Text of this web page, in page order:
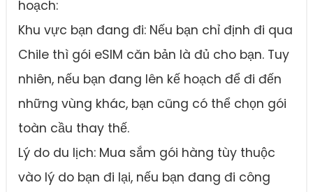
hoạch:
Khu vực bạn đang đi: Nếu bạn chỉ định đi qua
Chile thì gói eSIM căn bản là đủ cho bạn. Tuy
nhiên, nếu bạn đang lên kế hoạch để đi đến
những vùng khác, bạn cũng có thể chọn gói
toàn cầu thay thế.
Lý do du lịch: Mua sắm gói hàng tùy thuộc
vào lý do bạn đi lại, nếu bạn đang đi công